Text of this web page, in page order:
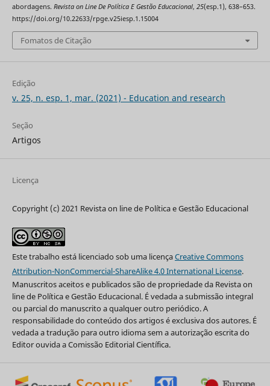
abordagens. Revista on Line De Política E Gestão Educacional, 25(esp.1), 638–653.
https://doi.org/10.22633/rpge.v25iesp.1.15004
Fomatos de Citação
Edição
v. 25, n. esp. 1, mar. (2021) - Education and research
Seção
Artigos
Licença
Copyright (c) 2021 Revista on line de Política e Gestão Educacional
Este trabalho está licenciado sob uma licençaCreative Commons
Attribution-NonCommercial-ShareAlike 4.0 International License.
Manuscritos aceitos e publicados são de propriedade da Revista on
line de Política e Gestão Educacional. É vedada a submissão integral
ou parcial do manuscrito a qualquer outro periódico. A
responsabilidade do conteúdo dos artigos é exclusiva dos autores. É
vedada a tradução para outro idioma sem a autorização escrita do
Editor ouvida a Comissão Editorial Científica.